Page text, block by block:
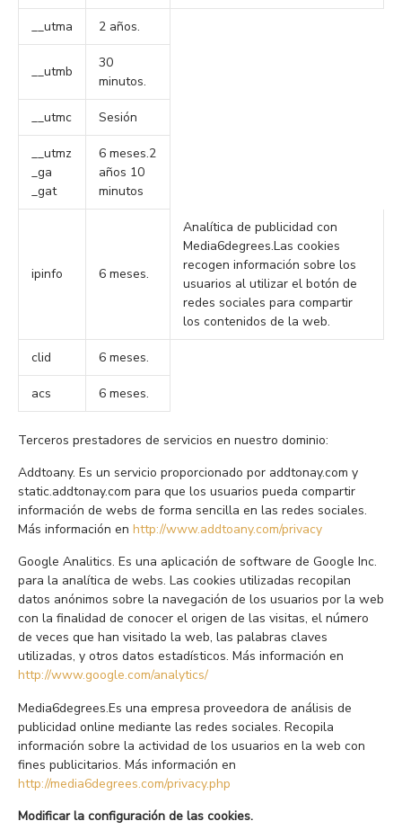
__utma 2 años.
__utmb
30
minutos.
__utmc Sesión
__utmz
_ga
_gat
6 meses.2
años 10
minutos
ipinfo 6 meses.
Analítica de publicidad con
Media6degrees.Las cookies
recogen información sobre los
usuarios al utilizar el botón de
redes sociales para compartir
los contenidos de la web.
clid 6 meses.
acs 6 meses.
Terceros prestadores de servicios en nuestro dominio:
Addtoany. Es un servicio proporcionado por addtonay.com y
static.addtonay.com para que los usuarios pueda compartir
información de webs de forma sencilla en las redes sociales.
Más información en http://www.addtoany.com/privacy
Google Analitics. Es una aplicación de software de Google Inc.
para la analítica de webs. Las cookies utilizadas recopilan
datos anónimos sobre la navegación de los usuarios por la web
con la finalidad de conocer el origen de las visitas, el número
de veces que han visitado la web, las palabras claves
utilizadas, y otros datos estadísticos. Más información en
http://www.google.com/analytics/
Media6degrees.Es una empresa proveedora de análisis de
publicidad online mediante las redes sociales. Recopila
información sobre la actividad de los usuarios en la web con
fines publicitarios. Más información en
http://media6degrees.com/privacy.php
Modificar la configuración de las cookies.